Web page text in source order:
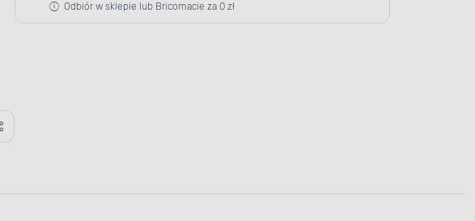
Odbiór w sklepie lub Bricomacie za 0 zł